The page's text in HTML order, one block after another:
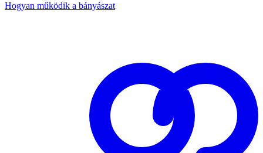
Hogyan működik a bányászat